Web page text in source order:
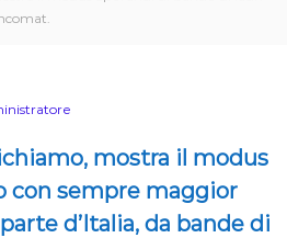
mostra il modus
con sempre maggior
d’Italia, da bande di